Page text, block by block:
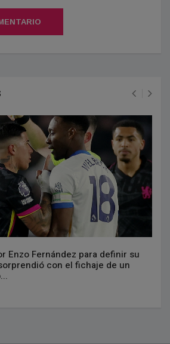
Enzo Fernández para definir su
con el fichaje de un